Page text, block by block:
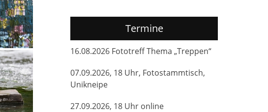
Termine
16.08.2026 Fototreff Thema „Treppen“
07.09.2026, 18 Uhr, Fotostammtisch,
Unikneipe
27.09.2026, 18 Uhr online